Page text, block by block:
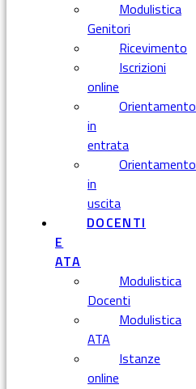
Modulistica
Genitori
Ricevimento
Iscrizioni
online
Orientamento
in
entrata
Orientamento
in
uscita
DOCENTI
E
ATA
Modulistica
Docenti
Modulistica
ATA
Istanze
online